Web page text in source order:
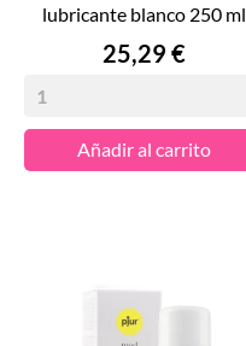
lubricante blanco 250 ml
Precio
25,29 €
Añadir al carrito